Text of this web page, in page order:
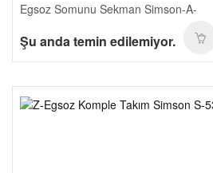
Egsoz Somunu Sekman Simson-A-
Şu anda temin edilemiyor.